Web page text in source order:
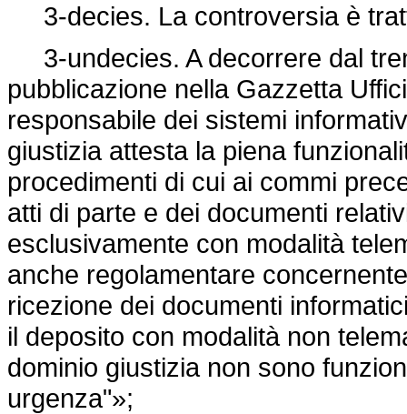
3-decies. La controversia è
3-undecies. A decorrere dal
pubblicazione nella Gazzetta
responsabile dei sistemi
giustizia attesta la piena
procedimenti di cui ai commi
atti di parte e dei documenti
esclusivamente con modalità
anche regolamentare
ricezione dei documenti
il deposito con modalità non
dominio giustizia non sono
urgenza"»;